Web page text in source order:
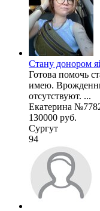
Стану донором
Готова помочь
имею.
отсутствуют. ...
Екатерина
130000 руб.
Сургут
94